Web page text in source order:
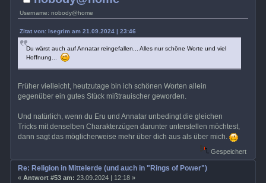
Username: nobody@home
Zitat von: Isegrim am 21.09.2024 | 23:46
Du wärst auch auf Annatar reingefallen... Alles nur schöne Worte und viel
Hoffnung...
Früher vielleicht, heutzutage bin ich schönen Worten allein
gegenüber ein gutes Stück mißtrauischer geworden.
Und natürlich, wenn du Eru und Annatar unbedingt die gleichen
Tricks mit denselben Charakterzügen darunter unterstellen möchtest,
dann sagt das möglicherweise mehr über dich aus als über mich.
Gespeichert
Re: Religion in Mittelerde (und auch in "Rings of Power")
« Antwort #53 am: 23.09.2024 | 12:18 »